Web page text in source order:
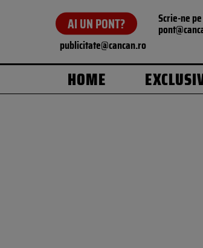
AI UN PONT? Scrie-ne
publicitate@cancan.ro
HOME